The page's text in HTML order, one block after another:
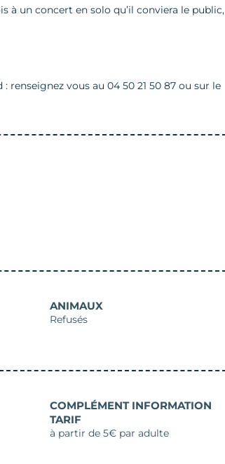
à un concert en solo qu’il conviera le public,
renseignez vous au 04 50 21 50 87 ou sur le
ANIMAUX
Refusés
COMPLÉMENT INFORMATION
TARIF
à partir de 5€ par adulte